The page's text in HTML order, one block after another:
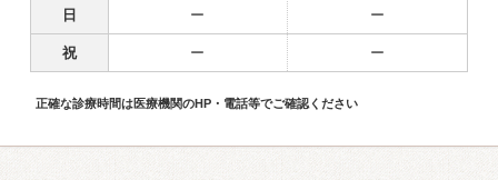
日 ー ー
祝 ー ー
正確な診療時間は医療機関のHP・電話等でご確認ください